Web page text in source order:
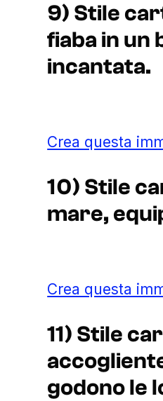
9) Stile
fiaba in un
incantata.
Crea questa
10) Stile
mare,
Crea questa
11) Stile
godono le